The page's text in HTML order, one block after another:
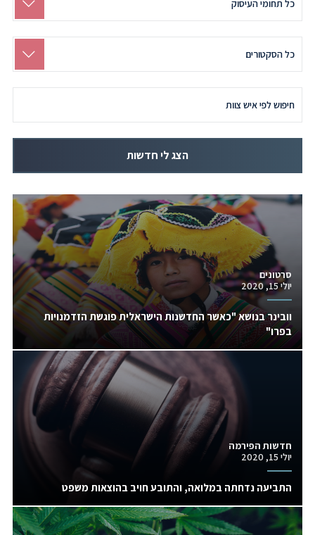
וובינר בנושא "כאשר החדשנות הישראלית פוגשת הזדמנויות
בפרו"
סרטונים
יולי 15, 2020
התביעה נדחתה במלואה, והתובע חויב בהוצאות משפט
חדשות הפירמה
יולי 15, 2020
by
Practice
לפי
סקטור
by
Team
Member
הצג לי חדשות